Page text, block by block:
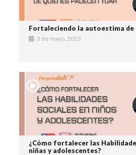
Fortaleciendo la autoestima de
3 de mayo, 2023
¿Cómo fortalecer las
niñas y adolescentes?